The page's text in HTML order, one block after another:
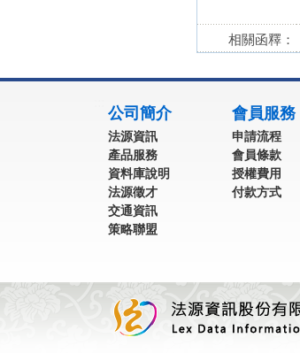
相關函釋：
公司簡介
法源資訊
產品服務
資料庫說明
法源徵才
交通資訊
策略聯盟
會員服務
申請流程
會員條款
授權費用
付款方式